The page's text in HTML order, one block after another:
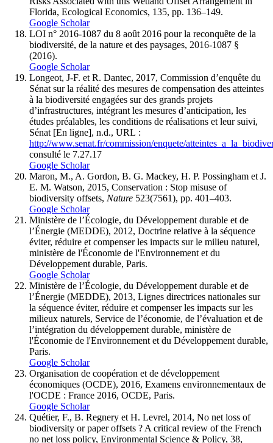
Florida, Ecological Economics, 135, pp. 136–149.
Google Scholar
LOI n° 2016-1087 du 8 août 2016 pour la reconquête de la
biodiversité, de la nature et des paysages, 2016-1087 §
(2016).
Google Scholar
Longeot, J-F. et R. Dantec, 2017, Commission d’enquête du
Sénat sur la réalité des mesures de compensation des atteintes
à la biodiversité engagées sur des grands projets
d’infrastructures, intégrant les mesures d’anticipation, les
études préalables, les conditions de réalisations et leur suivi,
Sénat [En ligne], n.d., URL :
http://www.senat.fr/commission/enquete/
consulté le 7.27.17
Google Scholar
Maron, M., A. Gordon, B. G. Mackey, H. P. Possingham et J.
E. M. Watson, 2015, Conservation : Stop misuse of
biodiversity offsets, Nature 523(7561), pp. 401–403.
Google Scholar
Ministère de l’Écologie, du Développement durable et de
l’Énergie (MEDDE), 2012, Doctrine relative à la séquence
éviter, réduire et compenser les impacts sur le milieu naturel,
ministère de l'Économie de l'Environnement et du
Développement durable, Paris.
Google Scholar
Ministère de l’Écologie, du Développement durable et de
l’Énergie (MEDDE), 2013, Lignes directrices nationales sur
la séquence éviter, réduire et compenser les impacts sur les
milieux naturels, Service de l’économie, de l’évaluation et de
l’intégration du développement durable, ministère de
l'Économie de l'Environnement et du Développement durable,
Paris.
Google Scholar
Organisation de coopération et de développement
économiques (OCDE), 2016, Examens environnementaux de
l'OCDE : France 2016, OCDE, Paris.
Google Scholar
Quétier, F., B. Regnery et H. Levrel, 2014, No net loss of
biodiversity or paper offsets ? A critical review of the French
no net loss policy, Environmental Science & Policy, 38,